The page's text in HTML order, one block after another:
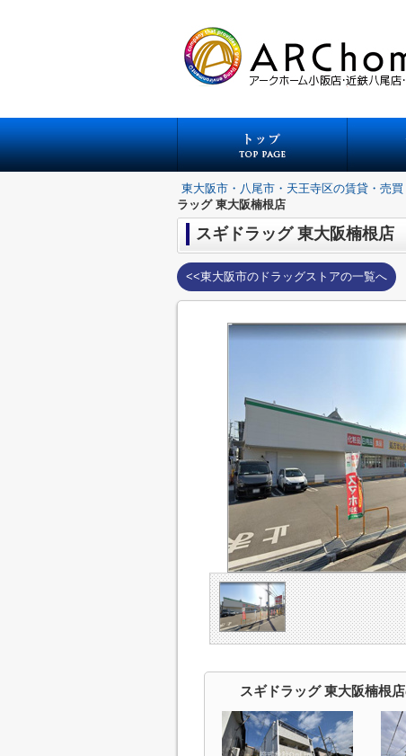
東大阪市・八尾市・天王寺区の賃貸・売
ラッグ 東大阪楠根店
スギドラッグ 東大阪楠根店
<<東大阪市のドラッグストアの一覧へ
スギドラッグ 東大阪楠根